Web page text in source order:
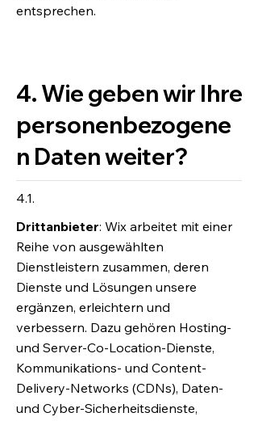
entsprechen.
4. Wie geben wir Ihre
personenbezogene
n Daten weiter?
4.1.
Drittanbieter: Wix arbeitet mit einer
Reihe von ausgewählten
Dienstleistern zusammen, deren
Dienste und Lösungen unsere
ergänzen, erleichtern und
verbessern. Dazu gehören Hosting-
und Server-Co-Location-Dienste,
Kommunikations- und Content-
Delivery-Networks (CDNs), Daten-
und Cyber-Sicherheitsdienste,